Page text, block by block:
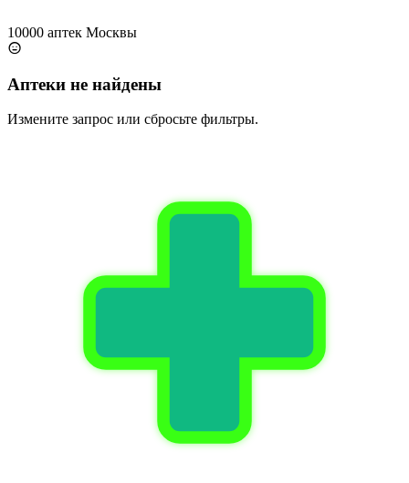
10000 аптек Москвы
Аптеки не найдены
Измените запрос или сбросьте фильтры.